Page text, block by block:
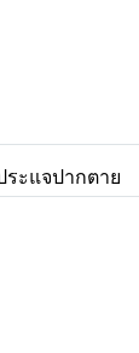
ระแจปากตาย